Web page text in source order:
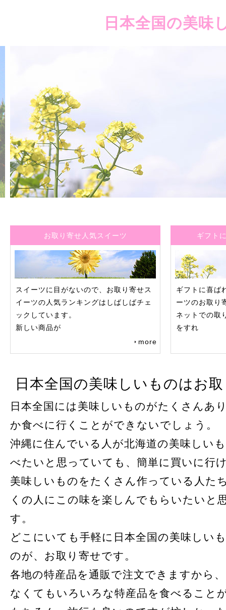
日本全国の美味
お取り寄せ人気スイーツ
スイーツに目がないので、お取り寄せス
イーツの人気ランキングはしばしばチェ
ックしています。
新しい商品が
more
ギフト
ギフトに喜ば
ーツのお取り
ネットでの取
をすれ
日本全国の美味しいものはお
日本全国には美味しいものがたくさんあ
か食べに行くことができないでしょう。
沖縄に住んでいる人が北海道の美味しい
べたいと思っていても、簡単に買いに行
美味しいものをたくさん作っている人た
くの人にこの味を楽しんでもらいたいと
す。
どこにいても手軽に日本全国の美味しい
のが、お取り寄せです。
各地の特産品を通販で注文できますから
なくてもいろいろな特産品を食べること